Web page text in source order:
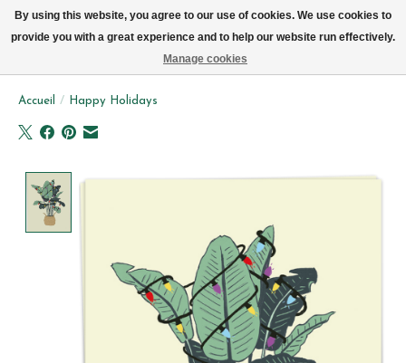
Accueil / Happy Holidays
Product image slideshow Items
By using this website, you agree to our use of cookies. We use cookies to
provide you with a great experience and to help our website run effectively.
Manage cookies